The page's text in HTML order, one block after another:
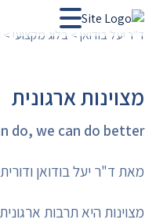
ד"ר יעל בודואן>בלוג מקצועי >
מצוינות ארגונית
do, we can do better
מאת ד"ר יעל בודואן
מצוינות היא תרבות